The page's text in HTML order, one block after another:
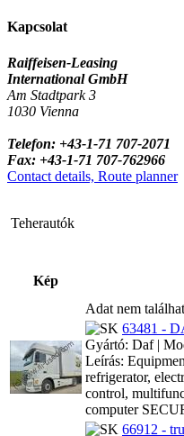
Kapcsolat
Raiffeisen-Leasing
International GmbH
Am Stadtpark 3
1030 Vienna
Telefon: +43-1-71 707-2071
Fax: +43-1-71 707-762966
Contact details, Route planner
Teherautók
Kép
Adat nem
63481 -
Gyártó: Daf |
Leírás:
refrigerator,
control,
computer
66912 -